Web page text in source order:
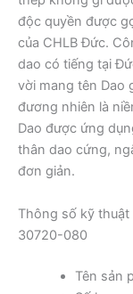
độc quyền được
của CHLB Đức.
dao có tiếng tại
vời mang tên Dao
đương nhiên là
Dao được ứng
thân dao cứng,
đơn giản.
Thông số kỹ thuật
30720-080
Tên sản